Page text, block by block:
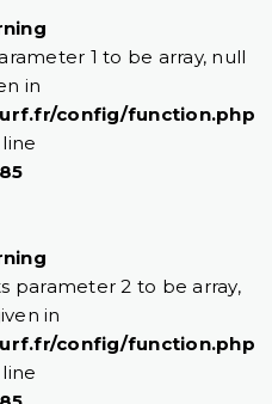
1 to be array, null
in
config/function.php
parameter 2 to be array,
in
config/function.php